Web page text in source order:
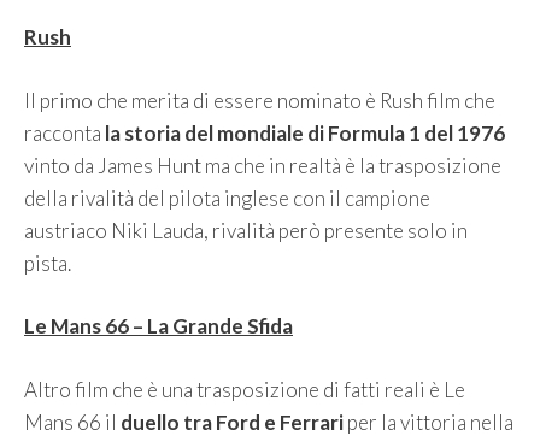
Rush
Il primo che merita di essere nominato è Rush film che
racconta la storia del mondiale di Formula 1 del 1976
vinto da James Hunt ma che in realtà è la trasposizione
della rivalità del pilota inglese con il campione
austriaco Niki Lauda, rivalità però presente solo in
pista.
Le Mans 66 – La Grande Sfida
Altro film che è una trasposizione di fatti reali è Le
Mans 66 il duello tra Ford e Ferrariper la vittoria nella